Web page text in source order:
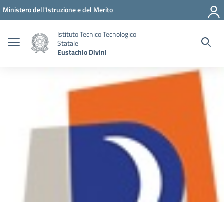
Vai ai contenuti
Vai al menu di navigazione
Vai al footer
Ministero dell'Istruzione e del Merito
Istituto Tecnico Tecnologico
Statale
Eustachio Divini